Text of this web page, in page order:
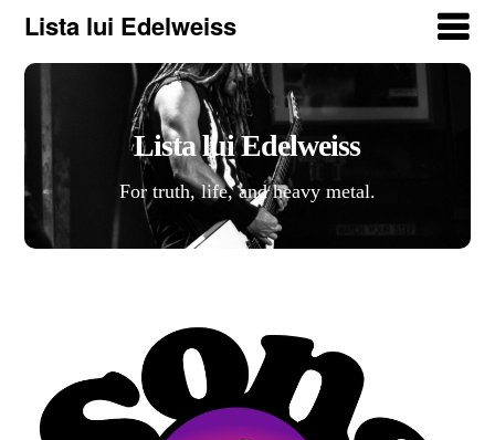
Lista lui Edelweiss
Lista lui Edelweiss
For truth, life, and heavy metal.